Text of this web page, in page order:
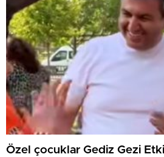
Özel çocuklar Gediz Gezi